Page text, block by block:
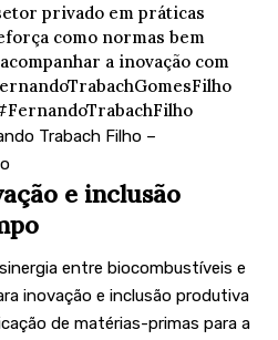
privado em práticas
como normas bem
a inovação com
Trabach Filho –
e inclusão
entre biocombustíveis e
inovação e inclusão produtiva
de matérias-primas para a